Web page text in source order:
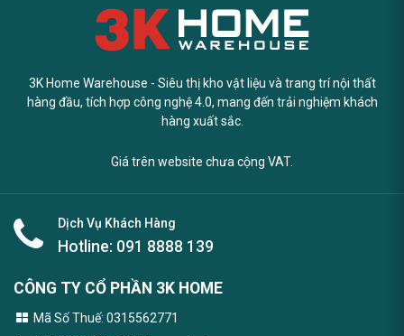
3K Home Warehouse - Siêu thị kho vật liệu và trang trí nội thất
hàng đầu, tích hợp công nghệ 4.0, mang đến trải nghiệm khách
hàng xuất sắc.
Giá trên website chưa cộng VAT.
Dịch Vụ Khách Hàng
Hotline: 091 8888 139
CÔNG TY CỔ PHẦN 3K HOME
Mã Số Thuế: 0315562771